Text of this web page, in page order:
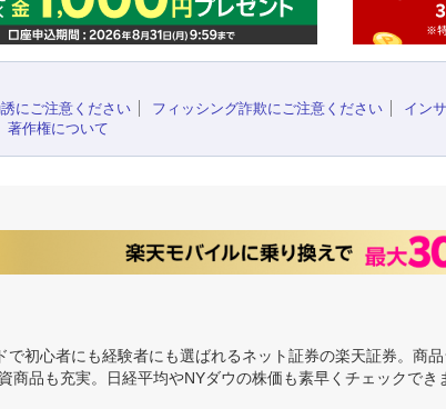
にご注意ください
フィッシング詐欺にご注意ください イン
著作権について
初心者にも経験者にも選ばれるネット証券の楽天証券。商
品も充実。日経平均やNYダウの株価も素早くチェックでき